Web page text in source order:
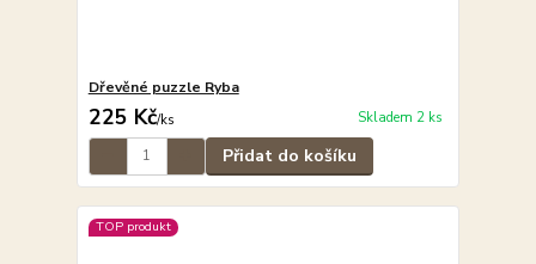
Dřevěné puzzle Ryba
225 Kč/ks Skladem 2 ks
Přidat do košíku
TOP produkt